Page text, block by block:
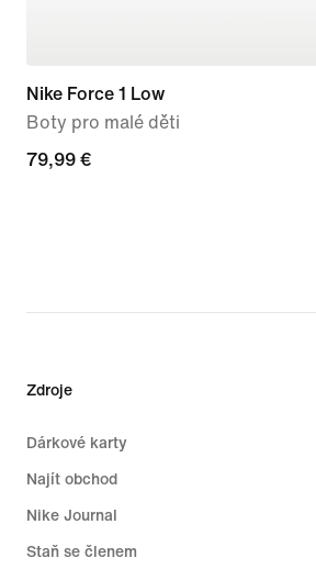
Nike Force 1 Low
Boty pro malé děti
79,99 €
79,99 €
Zdroje
Dárkové karty
Najít obchod
Nike Journal
Staň se členem